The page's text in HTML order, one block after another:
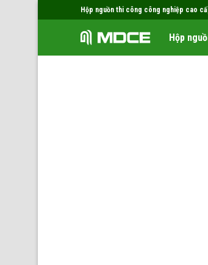
to
Hộp nguồn thi công công nghiệp cao
Hộp